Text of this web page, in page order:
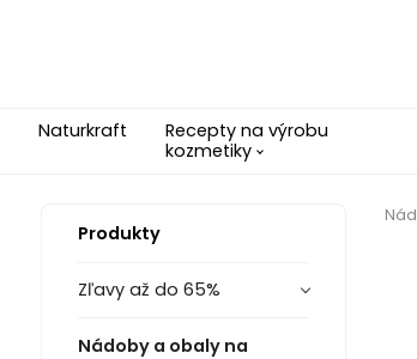
Naturkraft
Recepty na výrobu
kozmetiky
Produkty
Zľavy až do 65%
Nádoby a obaly na